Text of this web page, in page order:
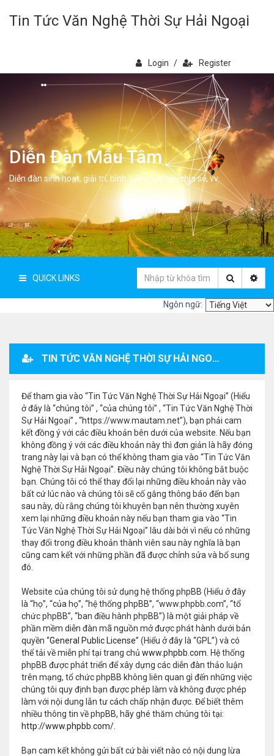
Tin Tức Văn Nghệ Thời Sự Hải Ngoại
Login / Register
Diễn Đàn Mẫu Tâm
Diễn đàn sinh hoạt, giải trí, bình luân, học hỏi, chia sẻ, vv.
QUICK LINKS
Ngôn ngữ:
TIN TỨC VĂN NGHỆ THỜI SỰ HẢI NGOẠI - ĐĂNG KÝ THÀNH VIÊN
Để tham gia vào “Tin Tức Văn Nghệ Thời Sự Hải Ngoại” (Hiểu
ở đây là “chúng tôi” , “của chúng tôi” , “Tin Tức Văn Nghệ Thời
Sự Hải Ngoại” , “https://www.mautam.net”), bạn phải cam
kết đồng ý với các điều khoản bên dưới của website. Nếu bạn
không đồng ý với các điều khoản này thì đơn giản là hãy đóng
trang này lại và bạn có thể không tham gia vào “Tin Tức Văn
Nghệ Thời Sự Hải Ngoại”. Điều này chúng tôi không bắt buộc
bạn. Chúng tôi có thể thay đổi lại những điều khoản này vào
bất cứ lúc nào và chúng tôi sẽ cố gắng thông báo đến bạn
sau này, dù rằng chúng tôi khuyên bạn nên thường xuyên
xem lại những điều khoản này nếu bạn tham gia vào “Tin
Tức Văn Nghệ Thời Sự Hải Ngoại” lâu dài bởi vì nếu có những
thay đổi trong điều khoản thành viên sau này nghĩa là bạn
cũng cam kết với những phần đã được chỉnh sửa và bổ sung
đó.
Website của chúng tôi sử dụng hệ thống phpBB (Hiểu ở đây
là “họ”, “của họ”, “hệ thống phpBB”, “www.phpbb.com”, “tổ
chức phpBB”, “ban điều hành phpBB”) là một giải pháp về
phần mềm diễn đàn mã nguồn mở được phát hành dưới bản
quyền “General Public License” (Hiểu ở đây là “GPL”) và có
thể tải về miễn phí tại trang chủ www.phpbb.com . Hệ thống
phpBB được phát triển để xây dựng các diễn đàn thảo luận
trên mạng, tổ chức phpBB không liên quan gì đến những việc
chúng tôi quy định bạn được phép làm và không được phép
làm với nội dung lẫn tư cách chấp nhận được. Để biết thêm
nhiều thông tin về phpBB, hãy ghé thăm chúng tôi tại:
http://www.phpbb.com/
Bạn cam kết không gửi bất cứ bài viết nào có nội dung lừa